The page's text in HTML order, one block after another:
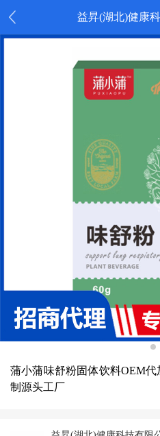
益昇(湖北)健康
蒲小蒲味舒粉固体饮料OEM
制源头工厂